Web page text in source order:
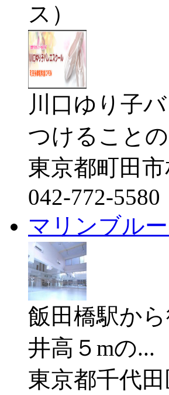
ス）
川口ゆり子
つけること
東京都町田
042-772-5580
マリンブル
飯田橋駅か
井高５mの...
東京都千代